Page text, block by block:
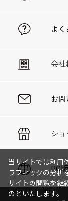
よく
会社
お問
ショ
PC
当サイトでは利用
ラフィックの分析
サイトの閲覧を継
のといたします。